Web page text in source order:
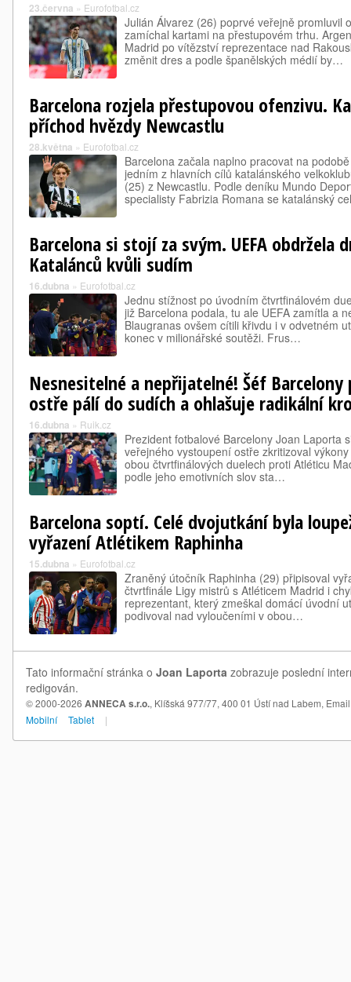
23.června » Eurofotbal.cz
Julián Álvarez (26) poprvé veřejně promluvil
zamíchal kartami na přestupovém trhu.
Madrid po vítězství reprezentace nad
změnit dres a podle španělských médií by…
Barcelona rozjela přestupovou ofenzivu.
příchod hvězdy Newcastlu
28.května » Eurofotbal.cz
Barcelona začala naplno pracovat na
jedním z hlavních cílů katalánského
(25) z Newcastlu. Podle deníku Mundo
specialisty Fabrizia Romana se katalánský
Barcelona si stojí za svým. UEFA obdržela
Katalánců kvůli sudím
16.dubna » Eurofotbal.cz
Jednu stížnost po úvodním čtvrtfinálovém
již Barcelona podala, tu ale UEFA zamítla a
Blaugranas ovšem cítili křivdu i v odvetném
konec v milionářské soutěži. Frus…
Nesnesitelné a nepřijatelné! Šéf
ostře pálí do sudích a ohlašuje radikální
16.dubna » Ruik.cz
Prezident fotbalové Barcelony Joan Laporta
veřejného vystoupení ostře zkritizoval
obou čtvrtfinálových duelech proti Atléticu
podle jeho emotivních slov sta…
Barcelona soptí. Celé dvojutkání byla
vyřazení Atlétikem Raphinha
15.dubna » Eurofotbal.cz
Zraněný útočník Raphinha (29) připisoval
čtvrtfinále Ligy mistrů s Atléticem Madrid i
reprezentant, který zmeškal domácí úvodní
podivoval nad vyloučeními v obou…
Tato informační stránka o Joan Laporta zobrazuje poslední
redigován.
© 2000-2026 ANNECA s.r.o., Klíšská 977/77, 400 01 Ústí nad Labem,
Mobilní
Tablet |